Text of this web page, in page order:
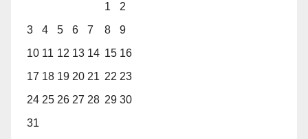
1
2
3
4 5 6 7 8
9
10 11 12 13 14 15 16
17 18 19 20 21 22 23
24 25 26 27 28 29 30
31